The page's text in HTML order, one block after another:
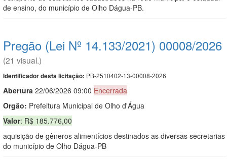
de ensino, do município de Olho Dágua-PB.
Pregão (Lei Nº 14.133/2021) 00008/2026
(21 visual.)
Identificador desta licitação: PB-2510402-13-00008-2026
Abertura 22/06/2026 09:00 Encerrada
Orgão: Prefeitura Municipal de Olho d'Água
Valor: R$ 185.776,00
aquisição de gêneros alimentícios destinados as diversas secretarias
do município de Olho Dágua-PB